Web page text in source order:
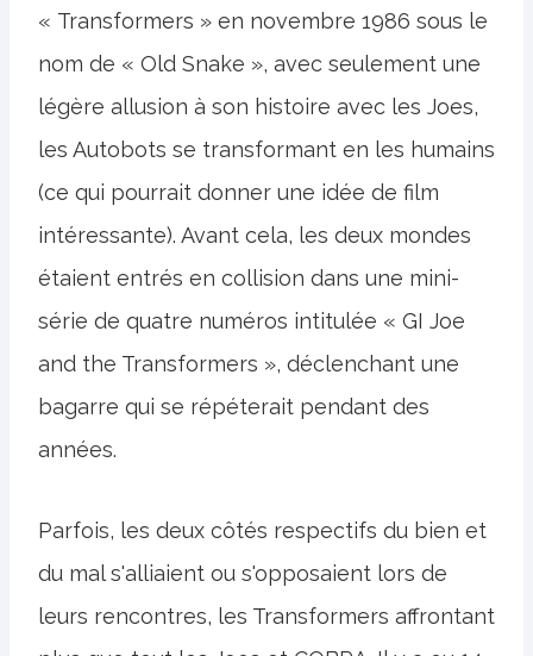
« Transformers » en novembre 1986 sous le
nom de « Old Snake », avec seulement une
légère allusion à son histoire avec les Joes,
les Autobots se transformant en les humains
(ce qui pourrait donner une idée de film
intéressante). Avant cela, les deux mondes
étaient entrés en collision dans une mini-
série de quatre numéros intitulée « GI Joe
and the Transformers », déclenchant une
bagarre qui se répéterait pendant des
années.
Parfois, les deux côtés respectifs du bien et
du mal s'alliaient ou s'opposaient lors de
leurs rencontres, les Transformers affrontant